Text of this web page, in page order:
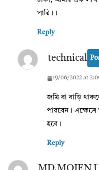
পারি।।
Reply
technical
19/06/2022 at
জমি বা বাড়ি
পারবেন।
হবে।
Reply